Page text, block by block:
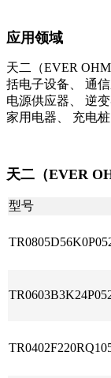
应用领域
天二（EVER
括电子设备、
通信
电源供应器、
逆变
家用电器、
充电桩
天二（EVER
型号